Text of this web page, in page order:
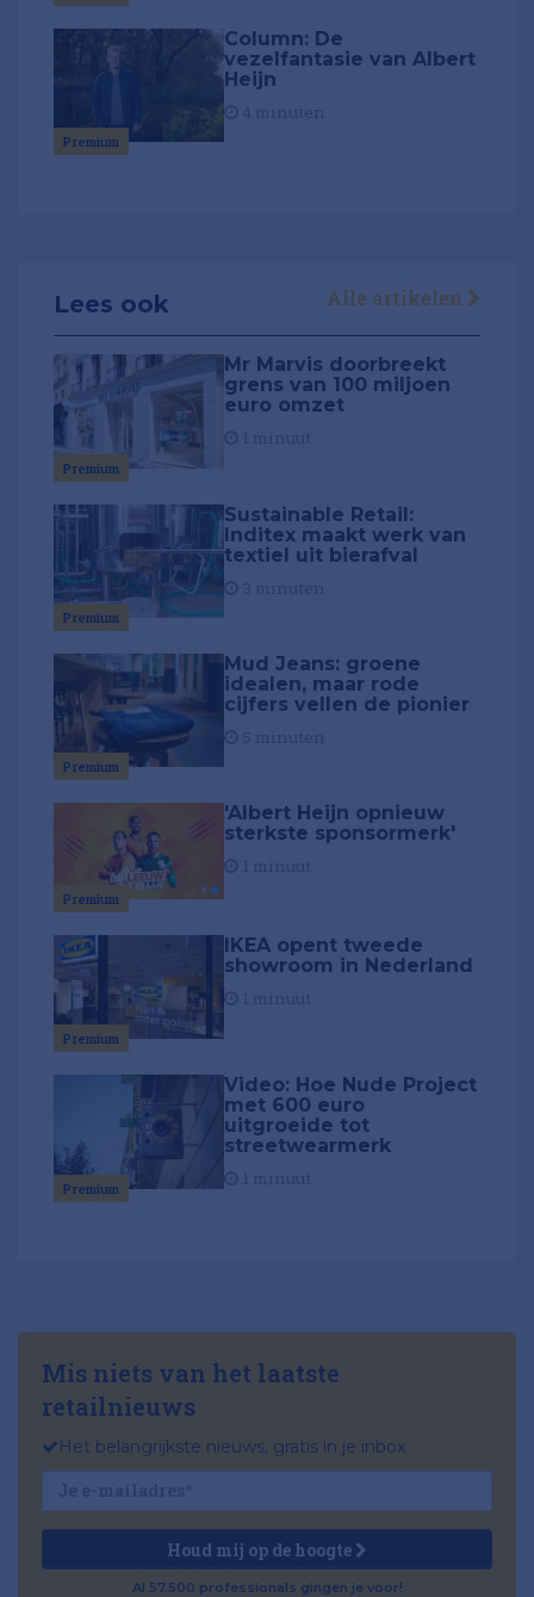
Premium
Column: De
vezelfantasie van Albert
Heijn
Lees ook Alle artikelen
Premium
Mr Marvis doorbreekt
grens van 100 miljoen
euro omzet
Premium
Sustainable Retail:
Inditex maakt werk van
textiel uit bierafval
Premium
Mud Jeans: groene
idealen, maar rode
cijfers vellen de pionier
Premium
'Albert Heijn opnieuw
sterkste sponsormerk'
Premium
IKEA opent tweede
showroom in Nederland
Premium
Video: Hoe Nude Project
met 600 euro
uitgroeide tot
streetwearmerk
Mis niets van het laatste
retailnieuws
Het belangrijkste nieuws, gratis in je inbox
Houd mij op de hoogte
Al 57.500 professionals gingen je voor!